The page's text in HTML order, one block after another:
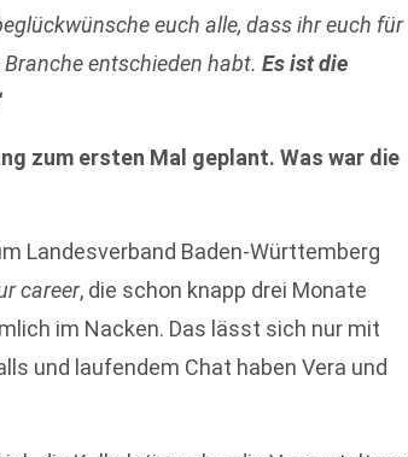
euch alle, dass ihr euch für
Branche entschieden habt.Es ist die
zum ersten Mal geplant. Was war die
Landesverband Baden-Württemberg
career, die schon knapp drei Monate
im Nacken. Das lässt sich nur mit
und laufendem Chat haben Vera und